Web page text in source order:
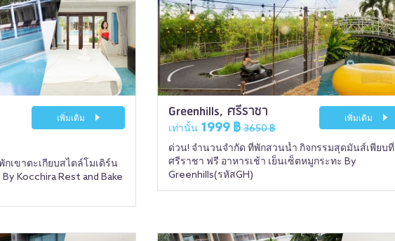
เพิ่มเติม
เขาตะเกียบสไตล์โมเดิร์น
Kocchira Rest and Bake
Greenhills, ศรีราชา
เท่านั้น 1999 ฿ 3650 ฿
เพิ่มเติม
ด่วน! จำนวนจำกัด ที่พักสวนน้ำ กิจกรรมสุดมันส์เพียบที่
ศรีราชา ฟรี อาหารเช้า เย็นเซ็ตหมูกระทะ By
Greenhills(รหัสGH)